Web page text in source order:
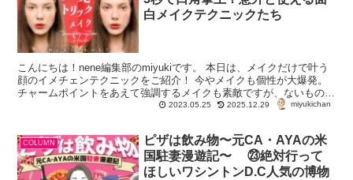
白メイクテクニックたち
こんにちは！nene編集部のmiyukiです。 本日は、メイクだけで叶う
顔のイメチェンテクニックをご紹介！ 今やメイクも個性が大爆発。
チャームポイントをあえて強調するメイクも素敵ですが、ないものを
どんどん足すことで意外な盛れ効...2023.05.25 2025.12.29 miyukichan
COLUMN
ピザは飲み物〜元CA・AYAの米
国駐妻漫遊記〜 ㉓絶対行って
ほしいワシントンD.C人気の博物